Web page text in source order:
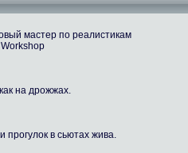
мастер по реалистикам
на дрожжах.
прогулок в сьютах жива.